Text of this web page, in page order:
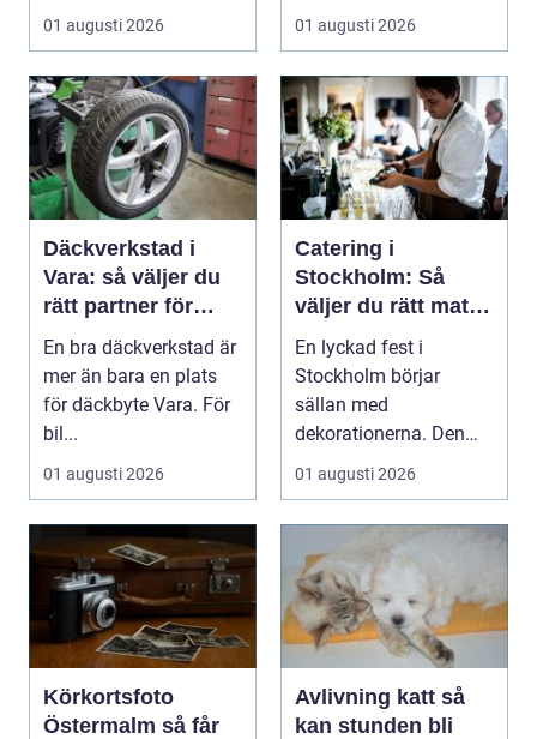
från vindkr...
01 augusti 2026 01 augusti 2026
Däckverkstad i
Vara: så väljer du
rätt partner för
säker körning året
runt
En bra däckverkstad är
mer än bara en plats
för däckbyte Vara. För
bil...
01 augusti 2026
Catering i
Stockholm: Så
väljer du rätt mat
till ditt evenemang
En lyckad fest i
Stockholm börjar
sällan med
dekorationerna. Den
börjar i köket....
01 augusti 2026
Körkortsfoto
Östermalm så får
Avlivning katt så
kan stunden bli